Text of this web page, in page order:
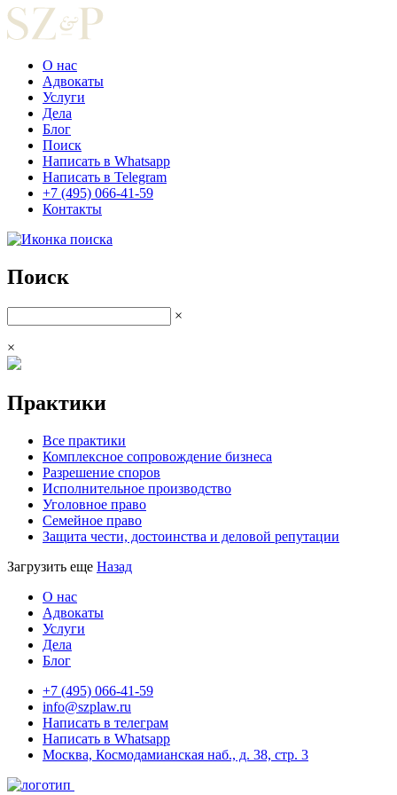
О нас
Адвокаты
Услуги
Дела
Блог
Поиск
Написать в Whatsapp
Написать в Telegram
+7 (495) 066-41-59
Контакты
Поиск
×
×
Практики
Все практики
Комплексное сопровождение бизнеса
Разрешение споров
Исполнительное производство
Уголовное право
Семейное право
Защита чести, достоинства и деловой репутации
Загрузить еще Назад
О нас
Адвокаты
Услуги
Дела
Блог
+7 (495) 066-41-59
info@szplaw.ru
Написать в телеграм
Написать в Whatsapp
Москва, Космодамианская наб., д. 38, стр. 3